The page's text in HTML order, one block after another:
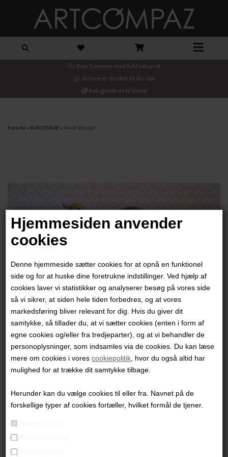
Hjemmesiden anvender
cookies
Denne hjemmeside sætter cookies for at opnå en funktionel
side og for at huske dine foretrukne indstillinger. Ved hjælp af
cookies laver vi statistikker og analyserer besøg på vores side
så vi sikrer, at siden hele tiden forbedres, og at vores
markedsføring bliver relevant for dig. Hvis du giver dit
samtykke, så tillader du, at vi sætter cookies (enten i form af
egne cookies og/eller fra tredjeparter), og at vi behandler de
personoplysninger, som indsamles via de cookies. Du kan læse
mere om cookies i vorescookiepolitik , hvor du også altid har
mulighed for at trække dit samtykke tilbage.
Herunder kan du vælge cookies til eller fra. Navnet på de
forskellige typer af cookies fortæller, hvilket formål de tjener.
Prøv hjemme med fuld returret
Vi leverer direkte til din dør
Køb gavekort til kunst
Forside »KUNSTNERE »Heidi Vandal
Heidi Vandal
9.600,00DKK